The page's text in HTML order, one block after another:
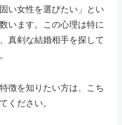
い女性を選びたい」とい
います。この心理は特に
真剣な結婚相手を探して
徴を知りたい方は、こち
ください。